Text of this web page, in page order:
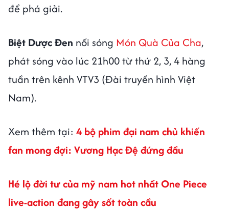
để phá giải.
Biệt Dược Đen nối sóng Món Quà Của Cha,
phát sóng vào lúc 21h00 từ thứ 2, 3, 4 hàng
tuần trên kênh VTV3 (Đài truyền hình Việt
Nam).
Xem thêm tại: 4 bộ phim đại nam chủ khiến
fan mong đợi: Vương Hạc Đệ đứng đầu
Hé lộ đời tư của mỹ nam hot nhất One Piece
live-action đang gây sốt toàn cầu